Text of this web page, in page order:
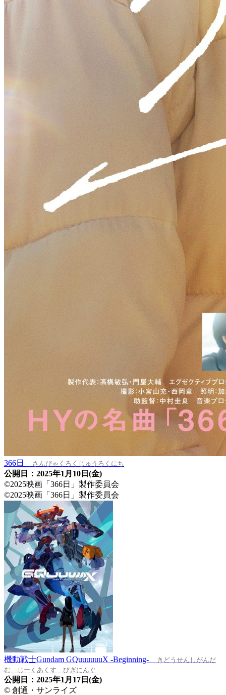
366日 さんびゃくろくじゅうろくにち
公開日：2025年1月10日(金)
©2025映画「366日」製作委員会
©2025映画「366日」製作委員会
機動戦士Gundam GQuuuuuuX -Beginning-
きどうせんしがんだ
む じーくあくす びぎにんぐ
公開日：2025年1月17日(金)
© 創通・サンライズ